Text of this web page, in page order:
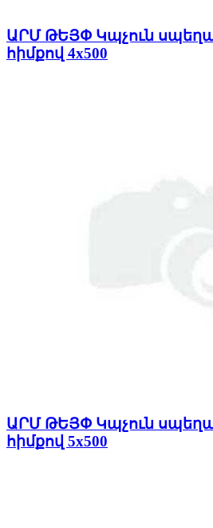
ԱՐՄ ԹԵՅՓ Կպչուն
հիմքով 4x500
ԱՐՄ ԹԵՅՓ Կպչուն
հիմքով 5x500